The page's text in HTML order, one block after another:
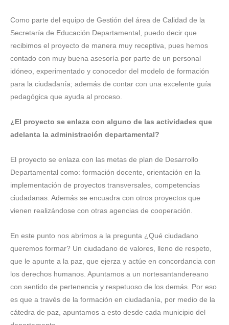
Como parte del equipo de Gestión del área de Calidad de la
Secretaría de Educación Departamental, puedo decir que
recibimos el proyecto de manera muy receptiva, pues hemos
contado con muy buena asesoría por parte de un personal
idóneo, experimentado y conocedor del modelo de formación
para la ciudadanía; además de contar con una excelente guía
pedagógica que ayuda al proceso.
¿El proyecto se enlaza con alguno de las actividades que
adelanta la administración departamental?
El proyecto se enlaza con las metas de plan de Desarrollo
Departamental como: formación docente, orientación en la
implementación de proyectos transversales, competencias
ciudadanas. Además se encuadra con otros proyectos que
vienen realizándose con otras agencias de cooperación.
En este punto nos abrimos a la pregunta ¿Qué ciudadano
queremos formar? Un ciudadano de valores, lleno de respeto,
que le apunte a la paz, que ejerza y actúe en concordancia con
los derechos humanos. Apuntamos a un nortesantandereano
con sentido de pertenencia y respetuoso de los demás. Por eso
es que a través de la formación en ciudadanía, por medio de la
cátedra de paz, apuntamos a esto desde cada municipio del